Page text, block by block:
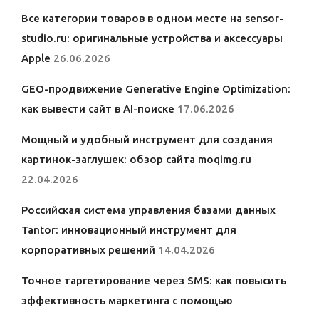
Все категории товаров в одном месте на sensor-
studio.ru: оригинальные устройства и аксессуары
Apple 26.06.2026
GEO-продвижение Generative Engine Optimization:
как вывести сайт в AI-поиске 17.06.2026
Мощный и удобный инструмент для создания
картинок-заглушек: обзор сайта moqimg.ru
22.04.2026
Российская система управления базами данных
Tantor: инновационный инструмент для
корпоративных решений 14.04.2026
Точное таргетирование через SMS: как повысить
эффективность маркетинга с помощью